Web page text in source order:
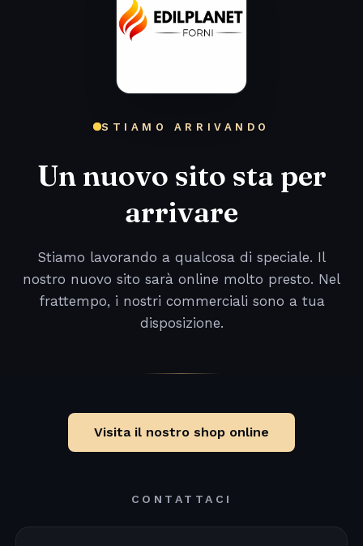
STIAMO ARRIVANDO
Un nuovo sito sta per
arrivare
Stiamo lavorando a qualcosa di speciale. Il
nostro nuovo sito sarà online molto presto. Nel
frattempo, i nostri commerciali sono a tua
disposizione.
Visita il nostro shop online
CONTATTACI